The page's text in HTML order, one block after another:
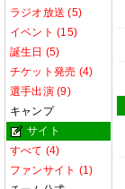
ラジオ放送 (5)
イベント (15)
誕生日 (5)
チケット発売 (4)
選手出演 (9)
キャンプ
サイト
すべて (4)
ファンサイト (1)